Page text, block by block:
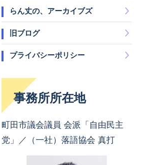
らん丈の、アーカイブズ
旧ブログ
プライバシーポリシー
事務所所在地
町田市議会議員 会派「自由民主
党」／（一社）落語協会 真打